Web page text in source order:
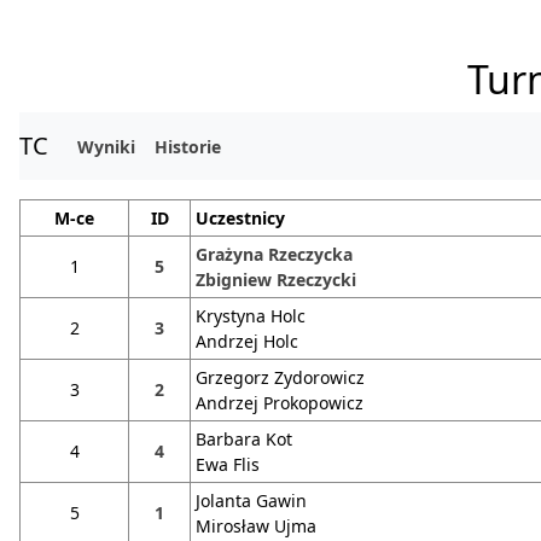
TC Wyniki Historie
M-ce ID Uczestnicy
1 5
Grażyna Rzeczycka
Zbigniew Rzeczycki
2 3
Krystyna Holc
Andrzej Holc
3 2
Grzegorz Zydorowicz
Andrzej Prokopowicz
4 4
Barbara Kot
Ewa Flis
5 1
Jolanta Gawin
Mirosław Ujma